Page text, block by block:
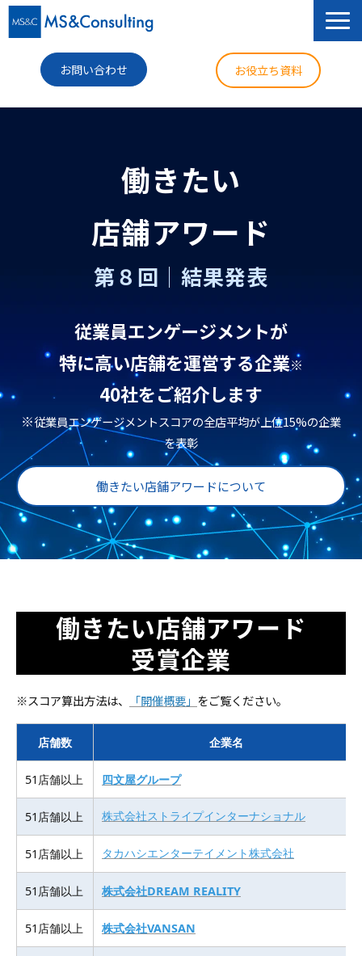
お問い合わせ お役立ち資料
働きたい
店舗アワード
第８回│結果発表
従業員エンゲージメントが
特に高い店舗を運営する企業※
40社をご紹介します
※従業員エンゲージメントスコアの全店平均が上位15%の企業
を表彰
働きたい店舗アワードについて
働きたい店舗アワード
受賞企業
※スコア算出方法は、 「開催概要」 をご覧ください。
店舗数 企業名
51店舗以上 四文屋グループ
51店舗以上 株式会社ストライプインターナショナル
51店舗以上 タカハシエンターテイメント株式会社
51店舗以上 株式会社DREAM REALITY
51店舗以上 株式会社VANSAN